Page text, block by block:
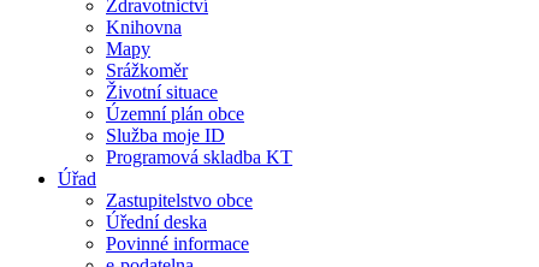
Zdravotnictví
Knihovna
Mapy
Srážkoměr
Životní situace
Územní plán obce
Služba moje ID
Programová skladba KT
Úřad
Zastupitelstvo obce
Úřední deska
Povinné informace